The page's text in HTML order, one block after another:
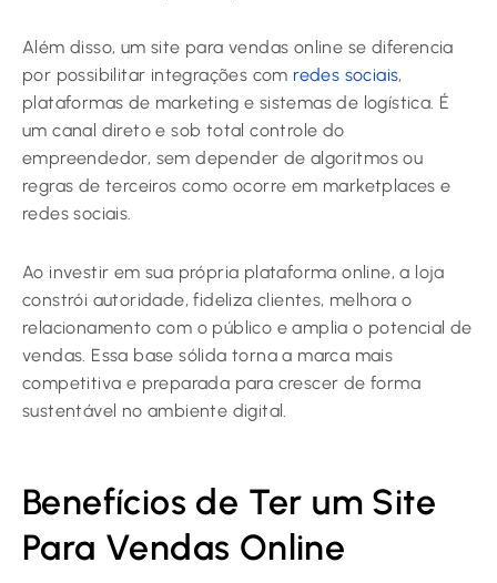
Além disso, um site para vendas online se diferencia
por possibilitar integrações com redes sociais,
plataformas de marketing e sistemas de logística. É
um canal direto e sob total controle do
empreendedor, sem depender de algoritmos ou
regras de terceiros como ocorre em marketplaces e
redes sociais.
Ao investir em sua própria plataforma online, a loja
constrói autoridade, fideliza clientes, melhora o
relacionamento com o público e amplia o potencial de
vendas. Essa base sólida torna a marca mais
competitiva e preparada para crescer de forma
sustentável no ambiente digital.
Benefícios de Ter um Site
Para Vendas Online